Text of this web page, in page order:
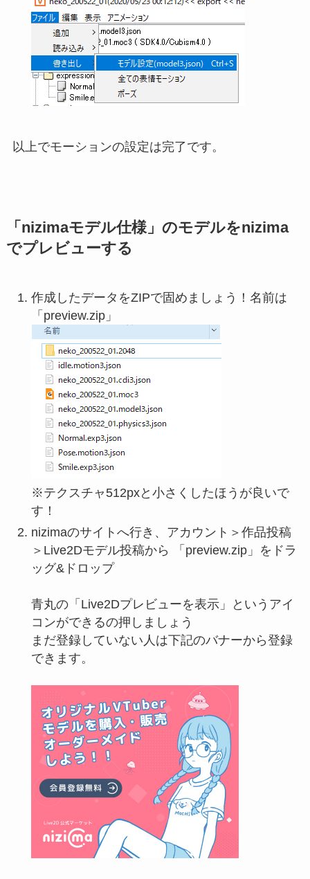
以上でモーションの設定は完了です。
「nizimaモデル仕様」のモデルをnizima
でプレビューする
作成したデータをZIPで固めましょう！名前は
「preview.zip」
※テクスチャ512pxと小さくしたほうが良いで
す！
nizimaのサイトへ行き、アカウント＞作品投稿
＞Live2Dモデル投稿から 「preview.zip」をドラ
ッグ&ドロップ
青丸の「Live2Dプレビューを表示」というアイ
コンができるの押しましょう
まだ登録していない人は下記のバナーから登録
できます。